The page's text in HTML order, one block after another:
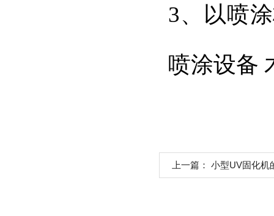
3、以喷
喷涂设备
上一篇： 小型UV固化机